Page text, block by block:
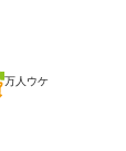
万人ウケ